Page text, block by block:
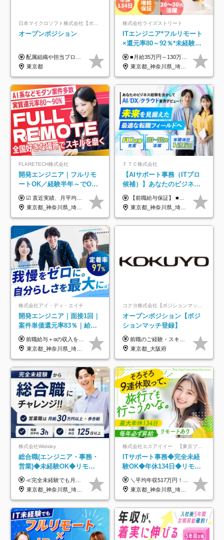
日本マイクロソフト株式会社【ポジションマッチ登録】
オープンポジション
配属組織や担当プロジェクトにより異なります。 ▼参考情報 ----------------------- 年俸650万～（1/12を月々支給） ※経験、能力を考慮の上、当社規定により優遇いたします。 ※時間外、休日出勤、深夜手当に対する賃金も基本年俸に含みます。
東京都
株式会社ライズストリート
ITエンジニア*フルリモート
×還元率80～92％*未経験歓
迎*年休134日*月給35万～*
定着率100%
■月給35万円～130万円＋賞与年2回＋各種手当 ※システムエンジニアの経験をお持ちの方は月給41万円以上＋賞与年2回（108万円～）＋手当 ■単価（年収）アップのチャンスは最大年12回 ※残業代は1分単位で100％全額支給。サービス残業などは一切ありません ※試用期間6ヵ月（試用期間中の待遇・給与に差はありません）
東京都_神奈川県_埼玉県_千葉県_大阪府_愛知県_北海道_青森県_岩手県_宮城県_秋田県_山形県_福島県_茨城県_栃木県_群馬県_新潟県_山梨県_長野県_富山県_石川県_福井県_静岡県_岐阜県_三重県_兵庫県_京都府_滋賀県_奈良県_和歌山県_広島県_岡山県_鳥取県_島根県_山口県_徳島県_香川県_愛媛県_高知県_福岡県_熊本県_佐賀県_長崎県_大分県_宮崎県_鹿児島県_沖縄県
FLARETECH株式会社
開発エンジニア｜フルリモ
ートOK／経験半年～でOK
／実質還元率80～90%／前
給保証／AI系など最先端案
件多数
☑︎ 直近実績、月平均17,000円の昇給 ☑︎ 前職給与100%保証 ☑︎ 実質還元率80～90% ☑︎ 待機時も給与は満額支給 月給35万円～70万円＋交通費など各種手当 ※想定年収：4,200,000円～10,560,000円 ※経験・能力等を考慮の上で決定します。 ※上記金額には、みなし残業手当（50時間分・104,000円～212,000円）を含みます。超過分は別途追加支給します。 ┗残業時間は月平均10時間、多い時でも20時間程度と安定しております ★単価連動型の給与体系ではないため、万が一待機になってもその間の給与は満額支給しています。 ＜1年間の昇給事例をご紹介！＞ ・20代/フロントエンドエンジニア：月給274,000円→月給362,000円（＋88,000円/月） ・20代/iOSエンジニア：月給237,000円→月給287,000円（＋50,000円/月） ・20代/Androidエンジニア：月給316,000円→月給374,000円（＋58,000円/月） ・30代/Javaエンジニア（上流）：月給340,000円→月給418,000円（＋78,000円/月） ・30代/PMO：月給340,000円→月給418,000円（＋78,000円/月）
東京都_神奈川県_埼玉県_千葉県_大阪府_愛知県_北海道_青森県_岩手県_宮城県_秋田県_山形県_福島県_茨城県_栃木県_群馬県_新潟県_山梨県_長野県_富山県_石川県_福井県_静岡県_岐阜県_三重県_兵庫県_京都府_滋賀県_奈良県_和歌山県_広島県_岡山県_鳥取県_島根県_山口県_徳島県_香川県_愛媛県_高知県_福岡県_熊本県_佐賀県_長崎県_大分県_宮崎県_鹿児島県_沖縄県
ＦＴＣ株式会社
【AIサポート事務（ITプロ
候補）】あなたのビジネス
経験をAI業界で活かす◆IT
未経験OK◆目指せるコンサ
ル
【前職給与保証】 ■未経験者： 月給30万円～35万円 ■ローキャリア（経験目安1年程度）： 月給35万円～40万円 ■経験者（経験目安3年以上）： 月給40万円～60万円 ■即戦力（経験目安5年以上）： 月給45万円～80万円 ※上記金額には固定残業代30時間分 【未経験者5万5000円～7万3000円、 ローキャリア6万4000円～7万3000円、 経験者5万8000円～10万9000円、 即戦力8万2000円～14万5000円】を含みます。 ※30時間を超える場合は追加で全額支給します。 ※経験・能力・前職給与などを総合的に評価したうえでご納得いただけるよう個別決定。 未経験者の場合、前職給与とポテンシャルを査定のうえ決定いたします。 ※日本国内でのIT業界経験、または同等の実務経験と能力に応じて決定します。 ※前職給与は日本円かつ、日本国内での実績に基づき評価します。 【納得の評価システム】 ★クォーター毎に査定する評価制度導入！ 明確な評価基準で翌年度年収を上げましょう！ ★評価対象期間に在籍中のほとんどの社員が昇給し 年収アップを実現しています！ ★様々なインセンティブ制度を用意し多角的に正当評価しています！ ※試用期間6カ月（期間中の待遇等に差異なし）
東京都_神奈川県_埼玉県_千葉県
株式会社アイ・ディ・エイチ
開発エンジニア｜面接1回｜
案件単価還元率83％｜給与
UP保証｜年休140日｜在宅
利用率9割｜独立支援・副業
制度
前職給与＋αの収入を保証 月給42万円～120万円＋各種手当＋賞与 給与基準が明確かつ高還元です。 一人ひとりが安定した環境のもと、長く活躍できる職場を目指しています。 ※平均年収650万円 ・還元率83％ ・各種手当について 職能手当／職務手当／資格手当／営業手当 など ※前職での経験・能力、給与などを考慮の上、当社規定により優遇いたします ※試用期間あり（3ヶ月／期間中の条件に変動はありません） ※上記金額には固定残業代（78,948円～225,564円/月30時間分）を含みます 超過分は別途全額支給いたします ・年収UPを保証 過去には転職時に〈年収200万円UP〉したエンジニアも在籍しています。入社時だけでなく、入社後も安心の給与水準で働ける環境です。キャリアや技術力が正当に評価されていないと感じていたら、一度面接でお話ししましょう！ 当社では管理職の人数は最低限にし、無駄な管理をしません。その費用削減分を社員の給与に還元しています！
東京都_神奈川県_埼玉県_千葉県_大阪府_愛知県_北海道_青森県_岩手県_宮城県_秋田県_山形県_福島県_茨城県_栃木県_群馬県_新潟県_山梨県_長野県_富山県_石川県_福井県_静岡県_岐阜県_三重県_兵庫県_京都府_滋賀県_奈良県_和歌山県_広島県_岡山県_鳥取県_島根県_山口県_徳島県_香川県_愛媛県_高知県_福岡県_熊本県_佐賀県_長崎県_大分県_宮崎県_鹿児島県_沖縄県
オープンポジション【ポジ
ションマッチ登録】
前職のご経験・スキル等を考慮して決定します。
東京都_大阪府
株式会社Widsley
総合職(エンジニア・事務・
営業)◆未経験OK◆リモー
トあり◆残業月3h◆服装髪
型自由
≪完全未経験でも月給40万円以上も可能です！≫ -------------- 【1】ITエンジニア 月給26万円～50万円＋プロジェクト手当＋資格手当 【2】IT事務、営業事務 月給26万円～50万円＋プロジェクト手当＋資格手当 ≪【1】【2】共通≫ ★上記給与には固定残業代20時間分(月3万719円～)を含みます。残業が超過した場合は、追加支給します(残業は月平均3時間とほぼ発生しません。残業がなくても、固定残業代は支給されます) ★試用期間6ヵ月あり（期間中は月給23万1000円～。固定残業代20時間分3万719円～を含む／超過分は別途支給） -------------- 【3】SES営業、SaaS営業 月給30万円以上＋インセンティブ＋各種手当 ★上記給与には固定残業代45時間分(月7万6967円～)を含みます。残業が超過した場合は、追加支給します(残業は月平均3時間とほぼ発生しません。残業がなくても、固定残業代は支給されます) ★試用期間6ヵ月あり(期間中も給与や福利厚生は同じです)
東京都_神奈川県_埼玉県_千葉県_大阪府_愛知県_北海道_青森県_岩手県_宮城県_秋田県_山形県_福島県_茨城県_栃木県_群馬県_新潟県_山梨県_長野県_富山県_石川県_福井県_静岡県_岐阜県_三重県_兵庫県_京都府_滋賀県_奈良県_和歌山県_広島県_岡山県_鳥取県_島根県_山口県_徳島県_香川県_愛媛県_高知県_福岡県_熊本県_佐賀県_長崎県_大分県_宮崎県_鹿児島県_沖縄県
株式会社エスアイイー 【東京プロマーケット上場】
ITサポート事務◆完全未経
験OK◆年休134日◆リモー
トOK◆残業月7h以下◆賞与
年3回◆5年目まで必ず昇給
＼平均年収517万円！入社5年目まで毎年必ず昇給／ ■賞与年3回 ■年収800万円以上も可 ■入社3年以上の平均年収469.2万円 月給23万2000円以上＋賞与年3回＋各種手当 ☆入社5年目まで最大1万5000円の定期昇給を確約 ┃各種手当充実 ・規定の資格を取得すれば、2000円～5万円を毎月支給（2万4000円～60万円／年） ・研修中に取得した取得率95％の資格でも研修後の給料UP ※月給は年齢・経験・能力を考慮して、優遇いたします ※上記月給金額は固定残業代（20時間/3万1300円円以上）を含み、超過分は別途支給いたします ※試用期間（6ヶ月）は月給に変動はありますが、その他待遇に差異はありません ├入社後1ヶ月～3ヶ月間は、月給20万1900円となります └上記金額は固定残業代（10時間／1万6000円）を含み、超過分は別途支給いたします
東京都_神奈川県_埼玉県_千葉県_大阪府_愛知県_北海道_青森県_岩手県_宮城県_秋田県_山形県_福島県_茨城県_栃木県_群馬県_新潟県_山梨県_長野県_富山県_石川県_福井県_静岡県_岐阜県_三重県_兵庫県_京都府_滋賀県_奈良県_和歌山県_広島県_岡山県_鳥取県_島根県_山口県_徳島県_香川県_愛媛県_高知県_福岡県_熊本県_佐賀県_長崎県_大分県_宮崎県_鹿児島県_沖縄県